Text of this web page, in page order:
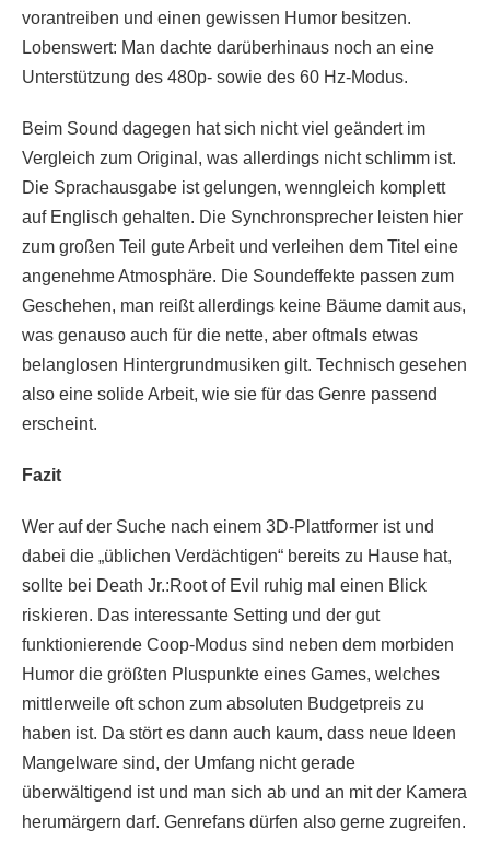
vorantreiben und einen gewissen Humor besitzen.
Lobenswert: Man dachte darüberhinaus noch an eine
Unterstützung des 480p- sowie des 60 Hz-Modus.
Beim Sound dagegen hat sich nicht viel geändert im
Vergleich zum Original, was allerdings nicht schlimm ist.
Die Sprachausgabe ist gelungen, wenngleich komplett
auf Englisch gehalten. Die Synchronsprecher leisten hier
zum großen Teil gute Arbeit und verleihen dem Titel eine
angenehme Atmosphäre. Die Soundeffekte passen zum
Geschehen, man reißt allerdings keine Bäume damit aus,
was genauso auch für die nette, aber oftmals etwas
belanglosen Hintergrundmusiken gilt. Technisch gesehen
also eine solide Arbeit, wie sie für das Genre passend
erscheint.
Fazit
Wer auf der Suche nach einem 3D-Plattformer ist und
dabei die „üblichen Verdächtigen“ bereits zu Hause hat,
sollte bei Death Jr.:Root of Evil ruhig mal einen Blick
riskieren. Das interessante Setting und der gut
funktionierende Coop-Modus sind neben dem morbiden
Humor die größten Pluspunkte eines Games, welches
mittlerweile oft schon zum absoluten Budgetpreis zu
haben ist. Da stört es dann auch kaum, dass neue Ideen
Mangelware sind, der Umfang nicht gerade
überwältigend ist und man sich ab und an mit der Kamera
herumärgern darf. Genrefans dürfen also gerne zugreifen.